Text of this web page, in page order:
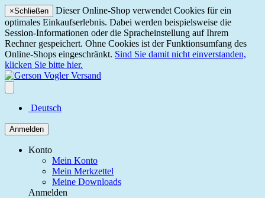
×Schließen
Dieser Online-Shop verwendet Cookies für ein
optimales Einkaufserlebnis. Dabei werden beispielsweise die
Session-Informationen oder die Spracheinstellung auf Ihrem
Rechner gespeichert. Ohne Cookies ist der Funktionsumfang des
Online-Shops eingeschränkt. Sind Sie damit nicht einverstanden,
klicken Sie bitte hier.
Deutsch
Anmelden
Konto
Mein Konto
Mein Merkzettel
Meine Downloads
Anmelden